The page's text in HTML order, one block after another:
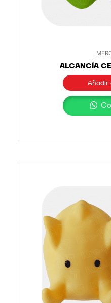
ALCANCÍA
Añadir